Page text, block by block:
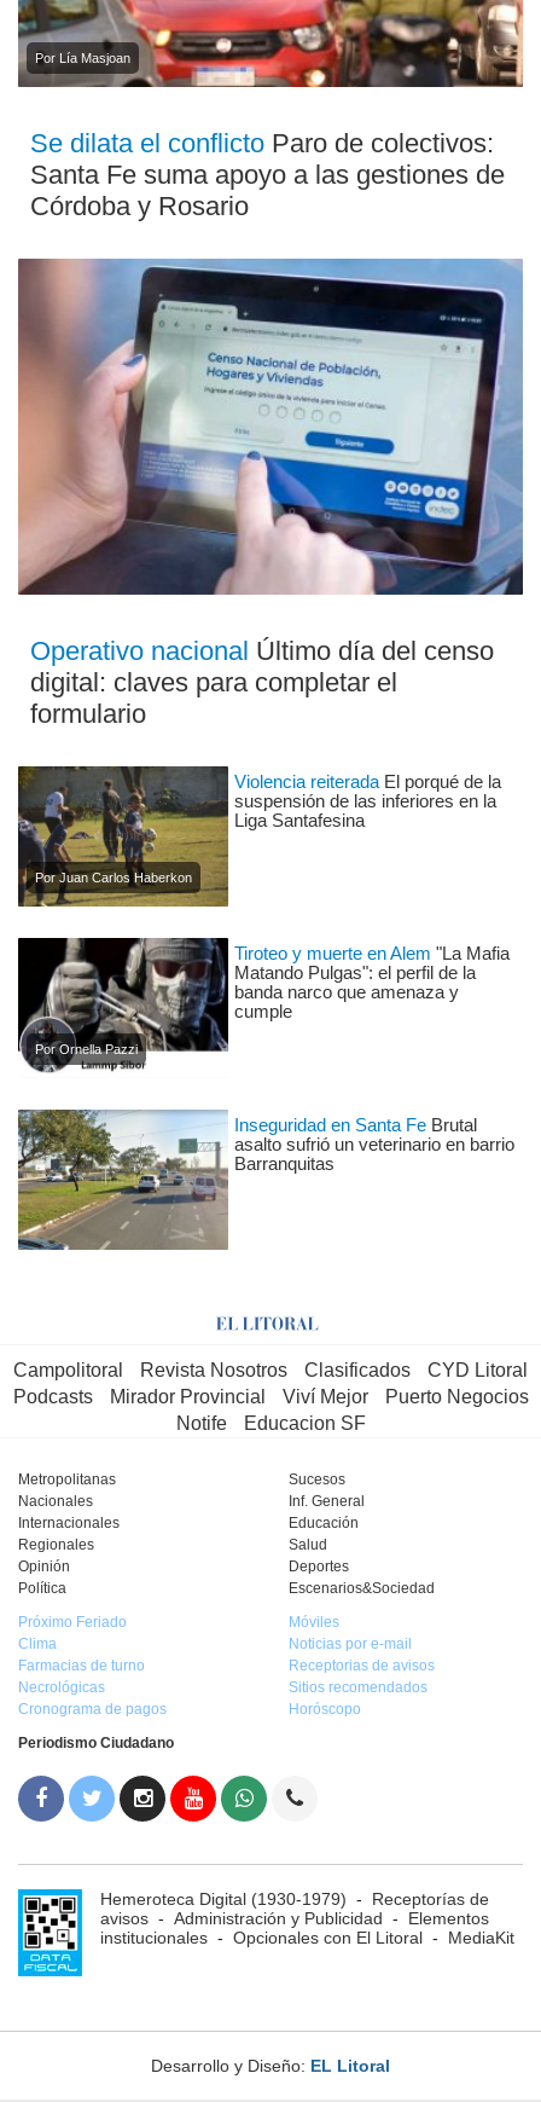
Por Lía Masjoan
Se dilata el conflicto Paro de colectivos:
Santa Fe suma apoyo a las gestiones de
Córdoba y Rosario
Operativo nacional Último día del censo
digital: claves para completar el
formulario
Por Juan Carlos Haberkon
Violencia reiteradaEl porqué de la
suspensión de las inferiores en la
Liga Santafesina
Por Ornella Pazzi
Tiroteo y muerte en Alem "La Mafia
Matando Pulgas": el perfil de la
banda narco que amenaza y
cumple
Inseguridad en Santa Fe Brutal
asalto sufrió un veterinario en barrio
Barranquitas
Campolitoral Revista Nosotros Clasificados
CYD Litoral
Podcasts
Mirador Provincial Viví Mejor
Puerto Negocios
Notife
Educacion SF
Metropolitanas
Nacionales
Internacionales
Regionales
Opinión
Política
Sucesos
Inf. General
Educación
Salud
Deportes
Escenarios&Sociedad
Próximo Feriado
Clima
Farmacias de turno
Necrológicas
Cronograma de pagos
Móviles
Noticias por e-mail
Receptorias de avisos
Sitios recomendados
Horóscopo
Periodismo Ciudadano
Hemeroteca Digital (1930-1979) - Receptorías de
avisos - Administración y Publicidad - Elementos
institucionales - Opcionales con El Litoral - MediaKit
Desarrollo y Diseño: EL Litoral